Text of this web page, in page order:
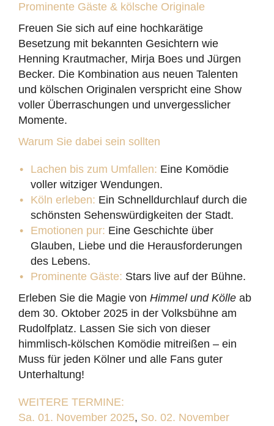
Prominente Gäste & kölsche Originale
Freuen Sie sich auf eine hochkarätige
Besetzung mit bekannten Gesichtern wie
Henning Krautmacher, Mirja Boes und Jürgen
Becker. Die Kombination aus neuen Talenten
und kölschen Originalen verspricht eine Show
voller Überraschungen und unvergesslicher
Momente.
Warum Sie dabei sein sollten
Lachen bis zum Umfallen: Eine Komödie
voller witziger Wendungen.
Köln erleben: Ein Schnelldurchlauf durch die
schönsten Sehenswürdigkeiten der Stadt.
Emotionen pur: Eine Geschichte über
Glauben, Liebe und die Herausforderungen
des Lebens.
Prominente Gäste: Stars live auf der Bühne.
Erleben Sie die Magie von Himmel und Kölle ab
dem 30. Oktober 2025 in der Volksbühne am
Rudolfplatz. Lassen Sie sich von dieser
himmlisch-kölschen Komödie mitreißen – ein
Muss für jeden Kölner und alle Fans guter
Unterhaltung!
WEITERE TERMINE:
Sa. 01. November 2025, So. 02. November